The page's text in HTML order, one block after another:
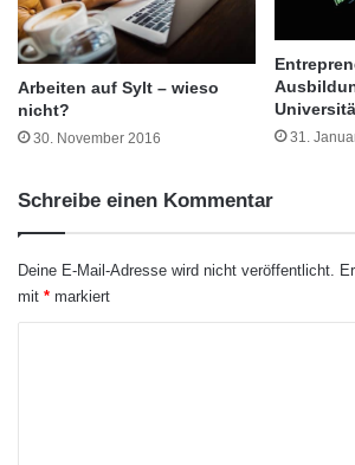
Das careercenter Team Quelle:
n
n
o
b
i
s
d
e
r
Arbeiten auf Sylt – wieso
nicht?
30. November 2016 31.
Schreibe einen Kommentar
Deine E-Mail-Adresse wird nicht veröffentlicht.
mit * markiert